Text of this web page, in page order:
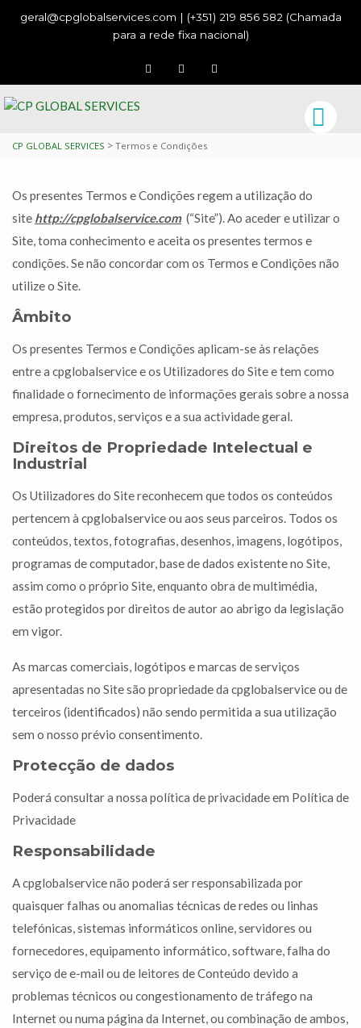
geral@cpglobalservices.com | (+351) 219 856 582 (Chamada
para a rede fixa nacional)
CP GLOBAL SERVICES > Termos e Condições
Os presentes Termos e Condições regem a utilização do
site http://cpglobalservice.com(“Site”). Ao aceder e utilizar o
Site, toma conhecimento e aceita os presentes termos e
condições. Se não concordar com os Termos e Condições não
utilize o Site.
Âmbito
Os presentes Termos e Condições aplicam-se às relações
entre a cpglobalservice e os Utilizadores do Site e tem como
finalidade o fornecimento de informações gerais sobre a nossa
empresa, produtos, serviços e a sua actividade geral.
Direitos de Propriedade Intelectual e
Industrial
Os Utilizadores do Site reconhecem que todos os conteúdos
pertencem à cpglobalserviceou aos seus parceiros. Todos os
conteúdos, textos, fotografias, desenhos, imagens, logótipos,
programas de computador, base de dados existente no Site,
assim como o próprio Site, enquanto obra de multimédia,
estão protegidos por direitos de autor ao abrigo da legislação
em vigor.
As marcas comerciais, logótipos e marcas de serviços
apresentadas no Site são propriedade da cpglobalserviceou de
terceiros (identificados) não sendo permitida a sua utilização
sem o nosso prévio consentimento.
Protecção de dados
Poderá consultar a nossa política de privacidade em Política de
Privacidade
Responsabilidade
A cpglobalservice não poderá ser responsabilizada por
quaisquer falhas ou anomalias técnicas de redes ou linhas
telefónicas, sistemas informáticos online, servidores ou
fornecedores, equipamento informático, software, falha do
serviço de e-mail ou de leitores de Conteúdo devido a
problemas técnicos ou congestionamento de tráfego na
Internet ou numa página da Internet, ou combinação de ambos,